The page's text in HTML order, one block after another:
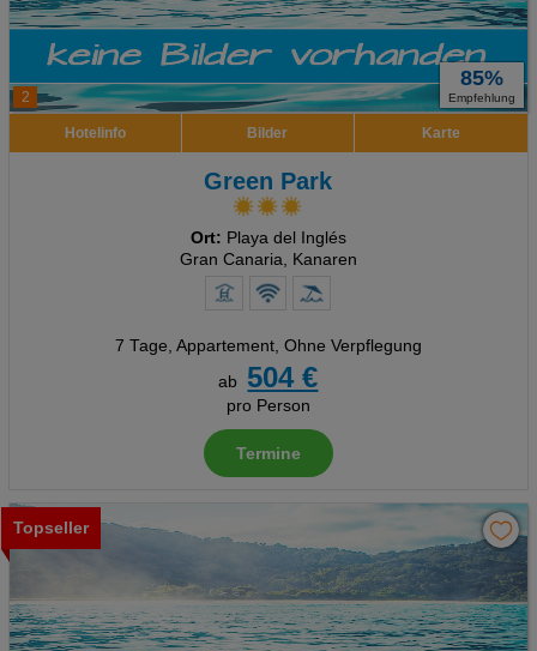
2
85%
Empfehlung
Hotelinfo Bilder Karte
Green Park
Ort: Playa del Inglés
Gran Canaria, Kanaren
7 Tage, Appartement, Ohne Verpflegung
ab
504 €
pro Person
Termine
Topseller